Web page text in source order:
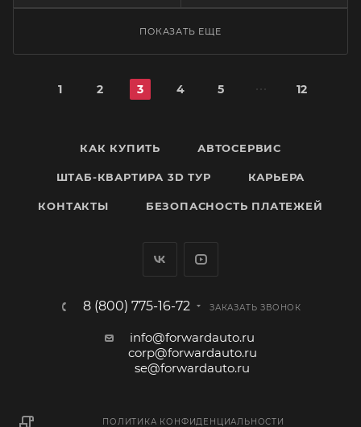
ПОКАЗАТЬ ЕЩЕ
1 2 3 4 5 12
КАК КУПИТЬ АВТОСЕРВИС
ШТАБ-КВАРТИРА 3D ТУР КАРЬЕРА
КОНТАКТЫ БЕЗОПАСНОСТЬ ПЛАТЕЖЕЙ
8 (800) 775-16-72 ЗАКАЗАТЬ ЗВОНОК
info@forwardauto.ru
corp@forwardauto.ru
se@forwardauto.ru
ПОЛИТИКА КОНФИДЕНЦИАЛЬНОСТИ